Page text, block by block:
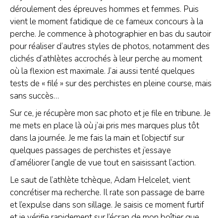
déroulement des épreuves hommes et femmes. Puis
vient le moment fatidique de ce fameux concours à la
perche. Je commence à photographier en bas du sautoir
pour réaliser d’autres styles de photos, notamment des
clichés d’athlètes accrochés à leur perche au moment
où la flexion est maximale. J’ai aussi tenté quelques
tests de « filé » sur des perchistes en pleine course, mais
sans succès…
Sur ce, je récupère mon sac photo et je file en tribune. Je
me mets en place là où j’ai pris mes marques plus tôt
dans la journée. Je me fais la main et l’objectif sur
quelques passages de perchistes et j’essaye
d’améliorer l’angle de vue tout en saisissant l’action.
Le saut de l’athlète tchèque, Adam Helcelet, vient
concrétiser ma recherche. Il rate son passage de barre
et l’expulse dans son sillage. Je saisis ce moment furtif